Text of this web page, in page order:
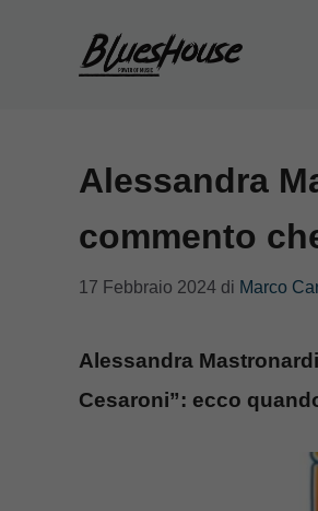
Alessandra
commento
17 Febbraio 2024 di Marco
Alessandra
Cesaroni”: ecco